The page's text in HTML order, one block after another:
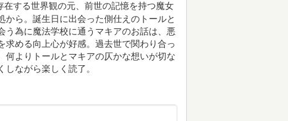
する世界観の元、前世の記憶を持つ魔女
ら。誕生日に出会った側仕えのトールと
為に魔法学校に通うマキアのお話は、悪
める向上心が好感。過去世で関わり合っ
何よりトールとマキアの仄かな想いが切な
ながら楽しく読了。